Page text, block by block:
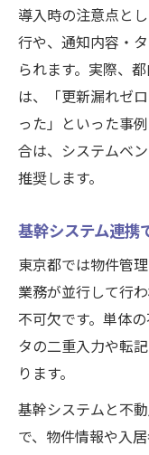
導入時の注意点と
行や、通知内容・
られます。実際、
は、「更新漏れゼ
った」といった事
合は、システムベ
推奨します。
基幹システム連携
東京都では物件管
業務が並行して行
不可欠です。単体
タの二重入力や転
ります。
基幹システムと不
で、物件情報や入